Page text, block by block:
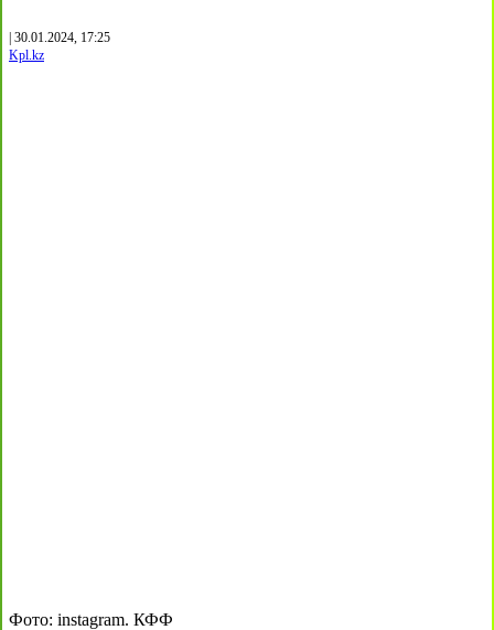
| 30.01.2024, 17:25
Kpl.kz
Фото: instagram. КФФ